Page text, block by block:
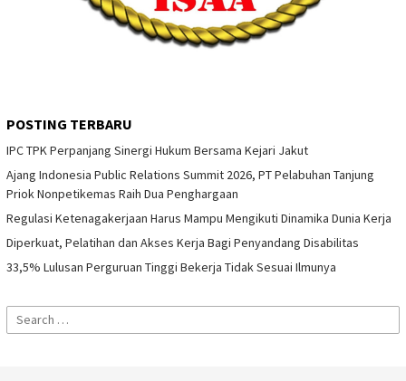
POSTING TERBARU
IPC TPK Perpanjang Sinergi Hukum Bersama Kejari Jakut
Ajang Indonesia Public Relations Summit 2026, PT Pelabuhan Tanjung
Priok Nonpetikemas Raih Dua Penghargaan
Regulasi Ketenagakerjaan Harus Mampu Mengikuti Dinamika Dunia Kerja
Diperkuat, Pelatihan dan Akses Kerja Bagi Penyandang Disabilitas
33,5% Lulusan Perguruan Tinggi Bekerja Tidak Sesuai Ilmunya
Search
for: